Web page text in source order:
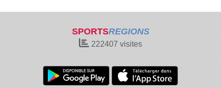
SPORTSREGIONS
222407 visites